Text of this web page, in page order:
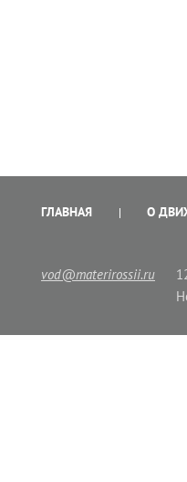
ГЛАВНАЯ О
vod@materirossii.ru